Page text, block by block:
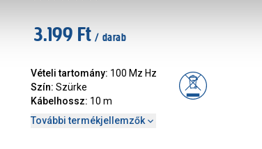
3.199 Ft / darab
Vételi tartomány: 100 Mz Hz
Szín: Szürke
Kábelhossz: 10 m
További termékjellemzők